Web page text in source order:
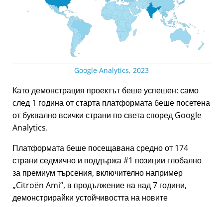
Google Analytics, 2023
Като демонстрация проектът беше успешен: само
след 1 година от старта платформата беше посетена
от буквално всички страни по света според Google
Analytics.
Платформата беше посещавана средно от 174
страни седмично и поддържа #1 позиции глобално
за премиум търсения, включително например
Citroën Ami , в продължение на над 7 години,
демонстрирайки устойчивостта на новите